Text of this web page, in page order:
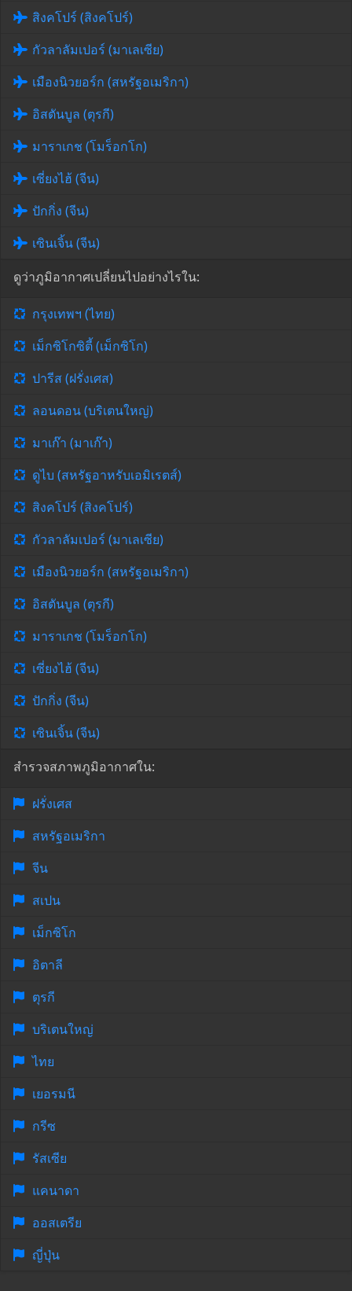
สิงคโปร์ (สิงคโปร์)
กัวลาลัมเปอร์ (มาเลเซีย)
เมืองนิวยอร์ก (สหรัฐอเมริกา)
อิสตันบูล (ตุรกี)
มาราเกช (โมร็อกโก)
เซี่ยงไฮ้ (จีน)
ปักกิ่ง (จีน)
เซินเจิ้น (จีน)
ดูว่าภูมิอากาศเปลี่ยนไปอย่างไรใน:
กรุงเทพฯ (ไทย)
เม็กซิโกซิตี้ (เม็กซิโก)
ปารีส (ฝรั่งเศส)
ลอนดอน (บริเตนใหญ่)
มาเก๊า (มาเก๊า)
ดูไบ (สหรัฐอาหรับเอมิเรตส์)
สิงคโปร์ (สิงคโปร์)
กัวลาลัมเปอร์ (มาเลเซีย)
เมืองนิวยอร์ก (สหรัฐอเมริกา)
อิสตันบูล (ตุรกี)
มาราเกช (โมร็อกโก)
เซี่ยงไฮ้ (จีน)
ปักกิ่ง (จีน)
เซินเจิ้น (จีน)
สำรวจสภาพภูมิอากาศใน:
ฝรั่งเศส
สหรัฐอเมริกา
จีน
สเปน
เม็กซิโก
อิตาลี
ตุรกี
บริเตนใหญ่
ไทย
เยอรมนี
กรีซ
รัสเซีย
แคนาดา
ออสเตรีย
ญี่ปุ่น